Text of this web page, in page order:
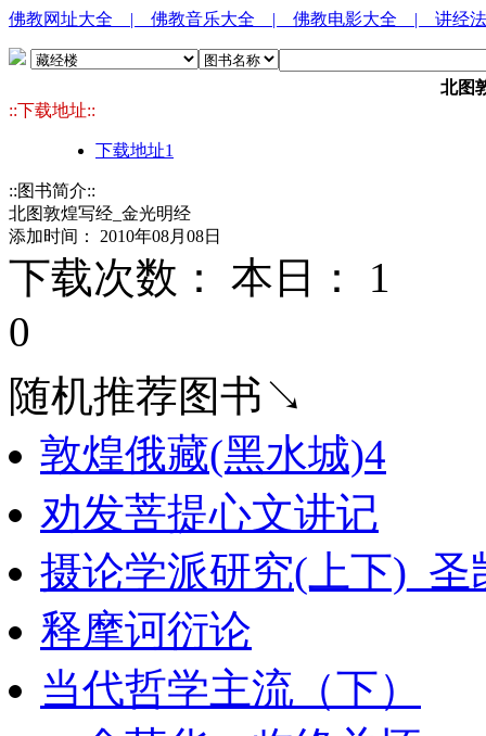
佛教网址大全 | 佛教音乐大全 | 佛教电影大全 | 讲经
北图
::下载地址::
下载地址1
::图书简介::
北图敦煌写经_金光明经
添加时间： 2010年08月08日
下载次数： 本日： 1
0
随机推荐图书↘
敦煌俄藏(黑水城)4
劝发菩提心文讲记
摄论学派研究(上下)_圣
释摩诃衍论
当代哲学主流（下）